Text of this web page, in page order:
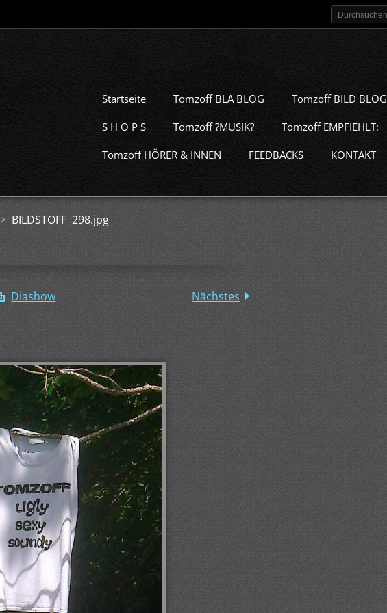
Startseite Tomzoff BLA BLOG Tomzoff BILD BLOG
S H O P S Tomzoff ?MUSIK? Tomzoff EMPFIEHLT:
Tomzoff HÖRER & INNEN FEEDBACKS KONTAKT
>BILDSTOFF 298.jpg
Diashow Nächstes